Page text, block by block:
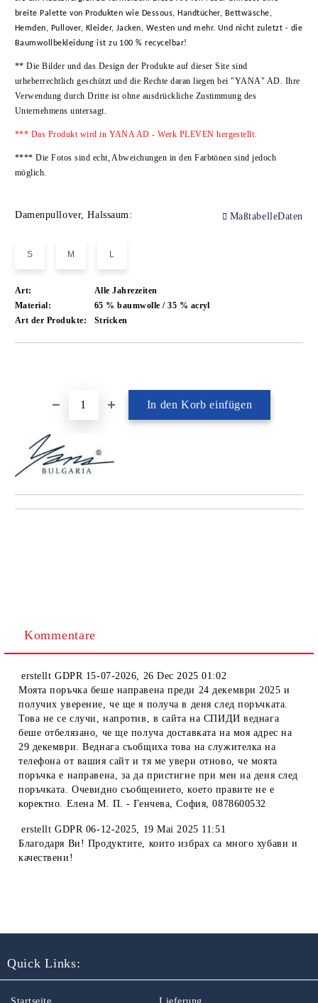
breite Palette von Produkten wie Dessous, Handtücher, Bettwäsche,
Hemden, Pullover, Kleider, Jacken, Westen und mehr. Und nicht zuletzt - die
Baumwollbekleidung ist zu 100 % recycelbar!
** Die Bilder und das Design der Produkte auf dieser Site sind
urheberrechtlich geschützt und die Rechte daran liegen bei"YANA" AD. Ihre
Verwendung durch Dritte ist ohne ausdrückliche Zustimmung des
Unternehmens untersagt.
*** Das Produkt wird in YANA AD - Werk PLEVEN hergestellt.
**** Die Fotos sind echt, Abweichungen in den Farbtönen sind jedoch
möglich.
Damenpullover, Halssaum: MaßtabelleDaten
S M L
Art:
Alle Jahrezeiten
Material:
65 % baumwolle / 35 % acryl
Art der Produkte:
Stricken
Kommentare
erstelltGDPR 15-07-2026, 26 Dec 2025 01:02
Моята поръчка беше направена преди 24 декември 2025 и
получих уверение, че ще я получа в деня след поръчката.
Това не се случи, напротив, в сайта на СПИДИ веднага
беше отбелязано, че ще получа доставката на моя адрес на
29 декември. Веднага съобщиха това на служителка на
телефона от вашия сайт и тя ме увери отново, че моята
поръчка е направена, за да пристигне при мен на деня след
поръчката. Очевидно съобщението, което правите не е
коректно. Елена М. П. - Генчева, София, 0878600532
erstelltGDPR 06-12-2025, 19 Mai 2025 11:51
Благодаря Ви! Продуктите, които избрах са много хубави и
качествени!
Quick Links: